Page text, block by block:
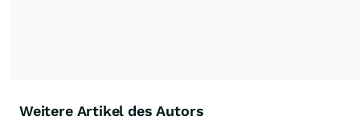
Weitere Artikel des Autors